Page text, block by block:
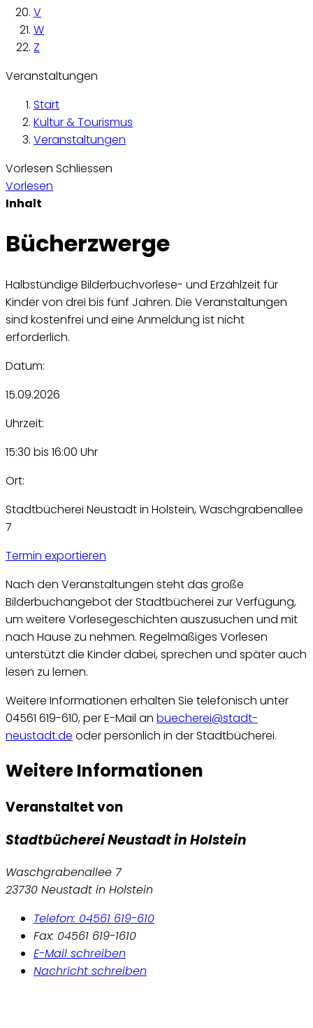
V
W
Z
Veranstaltungen
Start
Kultur & Tourismus
Veranstaltungen
Vorlesen Schliessen
Vorlesen
Inhalt
Bücherzwerge
Halbstündige Bilderbuchvorlese- und Erzählzeit für
Kinder von drei bis fünf Jahren. Die Veranstaltungen
sind kostenfrei und eine Anmeldung ist nicht
erforderlich.
Datum:
15.09.2026
Uhrzeit:
15:30 bis 16:00 Uhr
Ort:
Stadtbücherei Neustadt in Holstein, Waschgrabenallee
7
Termin exportieren
Nach den Veranstaltungen steht das große
Bilderbuchangebot der Stadtbücherei zur Verfügung,
um weitere Vorlesegeschichten auszusuchen und mit
nach Hause zu nehmen. Regelmäßiges Vorlesen
unterstützt die Kinder dabei, sprechen und später auch
lesen zu lernen.
Weitere Informationen erhalten Sie telefonisch unter
04561 619-610, per E-Mail an buecherei@stadt-
neustadt.de oder persönlich in der Stadtbücherei.
Weitere Informationen
Veranstaltet von
Stadtbücherei Neustadt in Holstein
Waschgrabenallee 7
23730 Neustadt in Holstein
Telefon: 04561 619-610
Fax: 04561 619-1610
E-Mail schreiben
Nachricht schreiben